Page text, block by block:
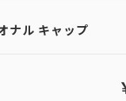
ナル キャップ